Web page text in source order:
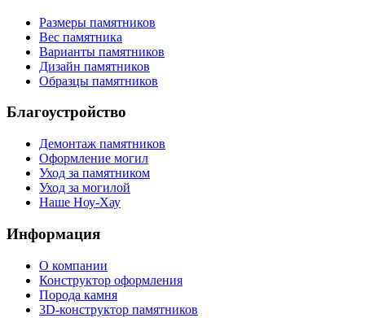
Размеры памятников
Вес памятника
Варианты памятников
Дизайн памятников
Образцы памятников
Благоустройство
Демонтаж памятников
Оформление могил
Уход за памятником
Уход за могилой
Наше Ноу-Хау
Информация
О компании
Конструктор оформления
Порода камня
3D-конструктор памятников